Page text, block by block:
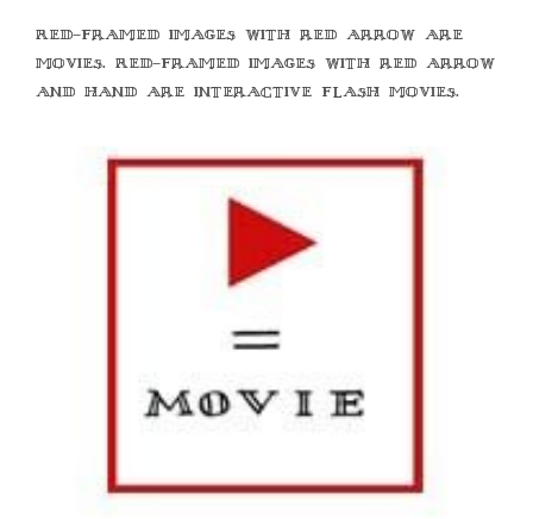
Red-framed images with red arrow are
movies. Red-framed images with red arrow
and hand are interactive flash movies.